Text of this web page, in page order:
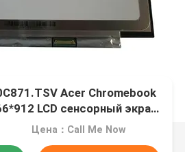
Acer Chromebook
LCD сенсорный экран
B120XAK01.0
Цена：Call Me Now